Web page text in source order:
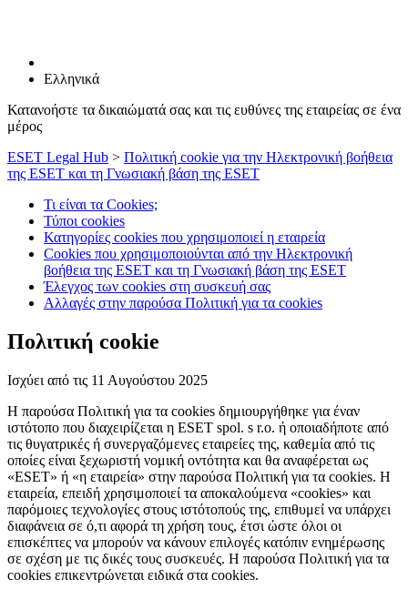
Ελληνικά
Κατανοήστε τα δικαιώματά σας και τις ευθύνες της εταιρείας σε ένα
μέρος
ESET Legal Hub > Πολιτική cookie για την Ηλεκτρονική βοήθεια
της ESET και τη Γνωσιακή βάση της ESET
Τι είναι τα Cookies;
Τύποι cookies
Κατηγορίες cookies που χρησιμοποιεί η εταιρεία
Cookies που χρησιμοποιούνται από την Ηλεκτρονική
βοήθεια της ESET και τη Γνωσιακή βάση της ESET
Έλεγχος των cookies στη συσκευή σας
Αλλαγές στην παρούσα Πολιτική για τα cookies
Πολιτική cookie
Ισχύει από τις 11 Αυγούστου 2025
Η παρούσα Πολιτική για τα cookies δημιουργήθηκε για έναν
ιστότοπο που διαχειρίζεται η ESET spol. s r.o. ή οποιαδήποτε από
τις θυγατρικές ή συνεργαζόμενες εταιρείες της, καθεμία από τις
οποίες είναι ξεχωριστή νομική οντότητα και θα αναφέρεται ως
«ESET» ή «η εταιρεία» στην παρούσα Πολιτική για τα cookies. Η
εταιρεία, επειδή χρησιμοποιεί τα αποκαλούμενα «cookies» και
παρόμοιες τεχνολογίες στους ιστότοπούς της, επιθυμεί να υπάρχει
διαφάνεια σε ό,τι αφορά τη χρήση τους, έτσι ώστε όλοι οι
επισκέπτες να μπορούν να κάνουν επιλογές κατόπιν ενημέρωσης
σε σχέση με τις δικές τους συσκευές. Η παρούσα Πολιτική για τα
cookies επικεντρώνεται ειδικά στα cookies.